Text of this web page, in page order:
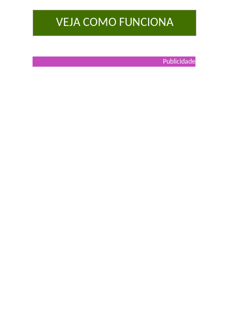
VEJA COMO FUNCIONA
Publicidade